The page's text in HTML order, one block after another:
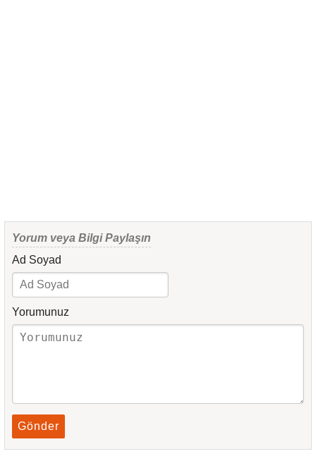
Yorum veya Bilgi Paylaşın
Ad Soyad
Yorumunuz
Gönder